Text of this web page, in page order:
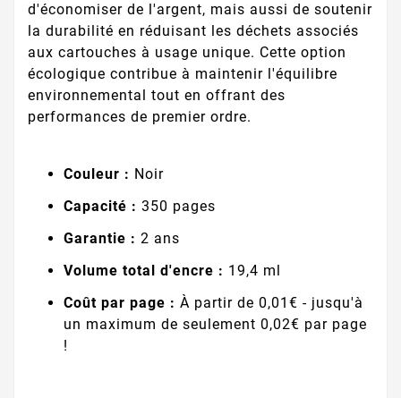
d'économiser de l'argent, mais aussi de soutenir
la durabilité en réduisant les déchets associés
aux cartouches à usage unique. Cette option
écologique contribue à maintenir l'équilibre
environnemental tout en offrant des
performances de premier ordre.
Couleur : Noir
Capacité : 350 pages
Garantie : 2 ans
Volume total d'encre : 19,4 ml
Coût par page : À partir de 0,01€ - jusqu'à
un maximum de seulement 0,02€ par page
!